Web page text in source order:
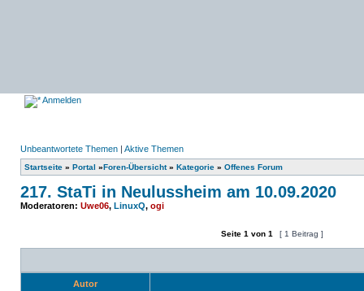
Anmelden
Unbeantwortete Themen | Aktive Themen
Startseite » Portal »Foren-Übersicht» Kategorie » Offenes Forum
217. StaTi in Neulussheim am 10.09.2020
Moderatoren: Uwe06, LinuxQ, ogi
Ein neues Thema erstellenAuf das Thema antworten
Seite 1 von 1 [ 1 Beitrag ]
Autor